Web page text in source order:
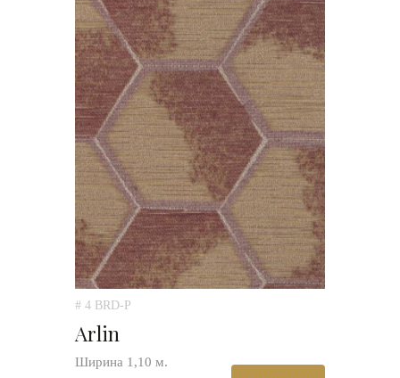
# 4 BRD-P
Arlin
Ширина 1,10 м.